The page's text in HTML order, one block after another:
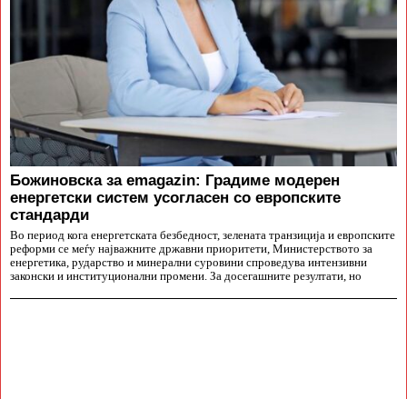
Божиновска за emagazin: Градиме модерен
енергетски систем усогласен со европските
стандарди
Во период кога енергетската безбедност, зелената транзиција и европските
реформи се меѓу најважните државни приоритети, Министерството за
енергетика, рударство и минерални суровини спроведува интензивни
законски и институционални промени. За досегашните резултати, но